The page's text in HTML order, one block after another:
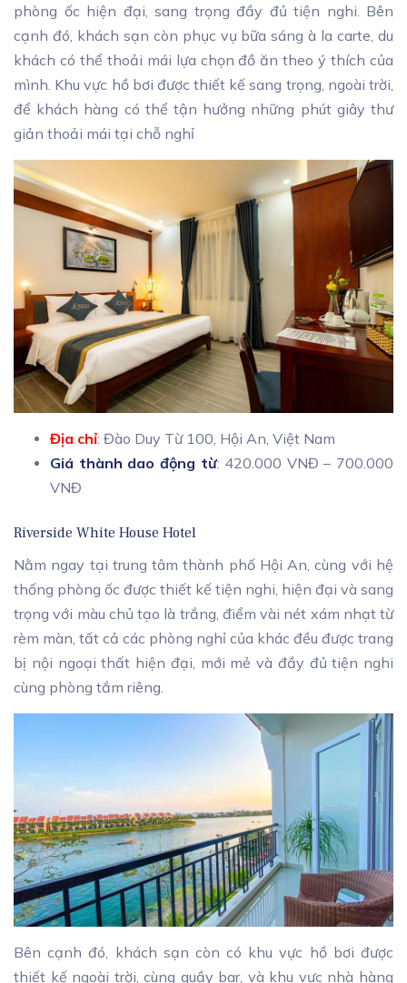
phòng ốc hiện đại, sang trọng đầy đủ tiện nghi. Bên
cạnh đó, khách sạn còn phục vụ bữa sáng à la carte, du
khách có thể thoải mái lựa chọn đồ ăn theo ý thích của
mình. Khu vực hồ bơi được thiết kế sang trọng, ngoài trời,
để khách hàng có thể tận hưởng những phút giây thư
giản thoải mái tại chỗ nghỉ
Địa chỉ: Đào Duy Từ 100, Hội An, Việt Nam
Giá thành dao động từ: 420.000 VNĐ – 700.000
VNĐ
Riverside White House Hotel
Nằm ngay tại trung tâm thành phố Hội An, cùng với hệ
thống phòng ốc được thiết kế tiện nghi, hiện đại và sang
trọng với màu chủ tạo là trắng, điểm vài nét xám nhạt từ
rèm màn, tất cả các phòng nghỉ của khác đều được trang
bị nội ngoại thất hiện đại, mới mẻ và đầy đủ tiện nghi
cùng phòng tắm riêng.
Bên cạnh đó, khách sạn còn có khu vực hồ bơi được
thiết kế ngoài trời, cùng quầy bar, và khu vực nhà hàng